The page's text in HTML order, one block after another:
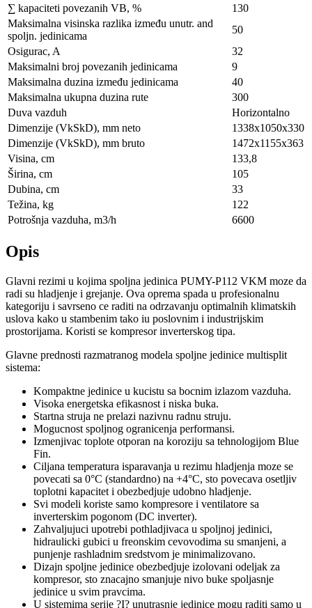
∑ kapaciteti povezanih VB, %
130
Maksimalna visinska razlika između unutr. and
spoljn. jedinicama
50
Osigurac, A
32
Maksimalni broj povezanih jedinicama
9
Maksimalna duzina između jedinicama
40
Maksimalna ukupna duzina rute
300
Duva vazduh
Horizontalno
Dimenzije (VkSkD), mm neto
1338x1050x330
Dimenzije (VkSkD), mm bruto
1472х1155х363
Visina, сm
133,8
Širina, сm
105
Dubina, сm
33
Težina, kg
122
Potrošnja vazduha, m3/h
6600
Opis
Glavni rezimi u kojima spoljna jedinica PUMY-P112 VKM moze da
radi su hladjenje i grejanje. Ova oprema spada u profesionalnu
kategoriju i savrseno ce raditi na odrzavanju optimalnih klimatskih
uslova kako u stambenim tako iu poslovnim i industrijskim
prostorijama. Koristi se kompresor inverterskog tipa.
Glavne prednosti razmatranog modela spoljne jedinice multisplit
sistema:
Kompaktne jedinice u kucistu sa bocnim izlazom vazduha.
Visoka energetska efikasnost i niska buka.
Startna struja ne prelazi nazivnu radnu struju.
Mogucnost spoljnog ogranicenja performansi.
Izmenjivac toplote otporan na koroziju sa tehnologijom Blue
Fin.
Ciljana temperatura isparavanja u rezimu hladjenja moze se
povecati sa 0°C (standardno) na +4°C, sto povecava osetljiv
toplotni kapacitet i obezbedjuje udobno hladjenje.
Svi modeli koriste samo kompresore i ventilatore sa
inverterskim pogonom (DC inverter).
Zahvaljujuci upotrebi pothladjivaca u spoljnoj jedinici,
hidraulicki gubici u freonskim cevovodima su smanjeni, a
punjenje rashladnim sredstvom je minimalizovano.
Dizajn spoljne jedinice obezbedjuje izolovani odeljak za
kompresor, sto znacajno smanjuje nivo buke spoljasnje
jedinice u svim pravcima.
U sistemima serije ?I? unutrasnje jedinice mogu raditi samo u